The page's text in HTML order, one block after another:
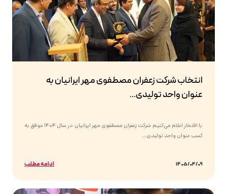
انتخاب شرکت زعفران مصطفوی مهر ایرانیان به
عنوان واحد تولیدی...
با افتخار اعلام می‌کنیم شرکت زعفران مصطفوی مهر ایرانیان در سال ۱۴۰۴ موفق به
کسب عنوان واحد تولیدی...
1405/04/09 ادامه مطلب